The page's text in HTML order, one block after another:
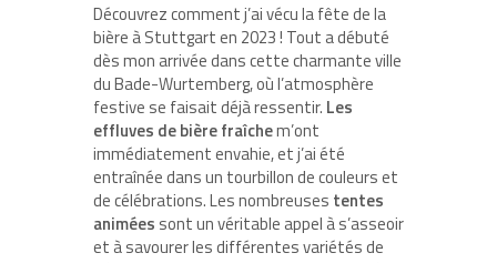
Découvrez comment j’ai vécu la fête de la
bière à Stuttgart en 2023 ! Tout a débuté
dès mon arrivée dans cette charmante ville
du Bade-Wurtemberg, où l’atmosphère
festive se faisait déjà ressentir. Les
effluves de bière fraîchem’ont
immédiatement envahie, et j’ai été
entraînée dans un tourbillon de couleurs et
de célébrations. Les nombreuses tentes
animées sont un véritable appel à s’asseoir
et à savourer les différentes variétés de